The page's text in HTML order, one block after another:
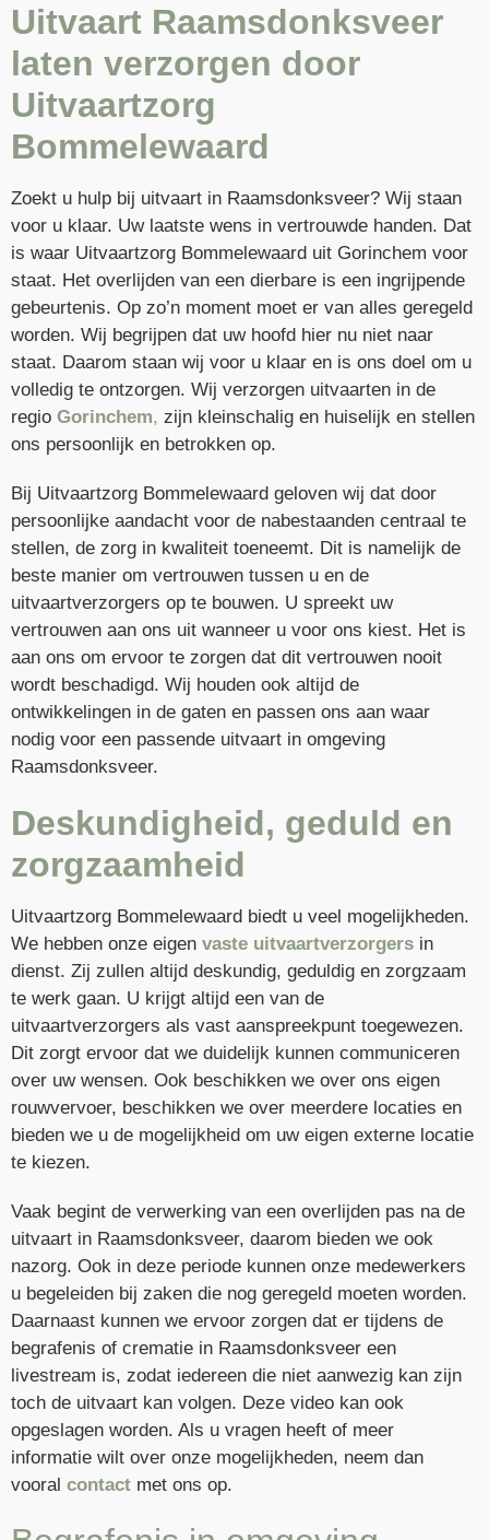
Uitvaart Raamsdonksveer
laten verzorgen door
Uitvaartzorg
Bommelewaard
Zoekt u hulp bij uitvaart in Raamsdonksveer? Wij staan
voor u klaar. Uw laatste wens in vertrouwde handen. Dat
is waar Uitvaartzorg Bommelewaard uit Gorinchem voor
staat. Het overlijden van een dierbare is een ingrijpende
gebeurtenis. Op zo’n moment moet er van alles geregeld
worden. Wij begrijpen dat uw hoofd hier nu niet naar
staat. Daarom staan wij voor u klaar en is ons doel om u
volledig te ontzorgen. Wij verzorgen uitvaarten in de
regio Gorinchem, zijn kleinschalig en huiselijk en stellen
ons persoonlijk en betrokken op.
Bij Uitvaartzorg Bommelewaard geloven wij dat door
persoonlijke aandacht voor de nabestaanden centraal te
stellen, de zorg in kwaliteit toeneemt. Dit is namelijk de
beste manier om vertrouwen tussen u en de
uitvaartverzorgers op te bouwen. U spreekt uw
vertrouwen aan ons uit wanneer u voor ons kiest. Het is
aan ons om ervoor te zorgen dat dit vertrouwen nooit
wordt beschadigd. Wij houden ook altijd de
ontwikkelingen in de gaten en passen ons aan waar
nodig voor een passende uitvaart in omgeving
Raamsdonksveer.
Deskundigheid, geduld en
zorgzaamheid
Uitvaartzorg Bommelewaard biedt u veel mogelijkheden.
We hebben onze eigen vaste uitvaartverzorgers in
dienst. Zij zullen altijd deskundig, geduldig en zorgzaam
te werk gaan. U krijgt altijd een van de
uitvaartverzorgers als vast aanspreekpunt toegewezen.
Dit zorgt ervoor dat we duidelijk kunnen communiceren
over uw wensen. Ook beschikken we over ons eigen
rouwvervoer, beschikken we over meerdere locaties en
bieden we u de mogelijkheid om uw eigen externe locatie
te kiezen.
Vaak begint de verwerking van een overlijden pas na de
uitvaart in Raamsdonksveer, daarom bieden we ook
nazorg. Ook in deze periode kunnen onze medewerkers
u begeleiden bij zaken die nog geregeld moeten worden.
Daarnaast kunnen we ervoor zorgen dat er tijdens de
begrafenis of crematie in Raamsdonksveer een
livestream is, zodat iedereen die niet aanwezig kan zijn
toch de uitvaart kan volgen. Deze video kan ook
opgeslagen worden. Als u vragen heeft of meer
informatie wilt over onze mogelijkheden, neem dan
vooral contact met ons op.